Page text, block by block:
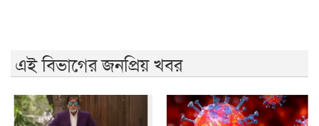
এই বিভাগের জনপ্রিয় খবর